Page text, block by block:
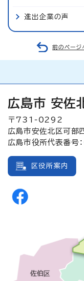
進出企業の声
前のページ
広島市 安佐
〒731-0292
広島市安佐北区可
広島市役所代表番
区役所案内